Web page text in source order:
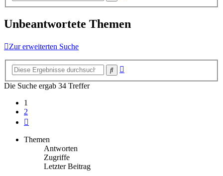
Unbeantwortete Themen
Zur erweiterten Suche
Suche
Die Suche ergab 34 Treffer
1
2
Themen
Antworten
Zugriffe
Letzter Beitrag